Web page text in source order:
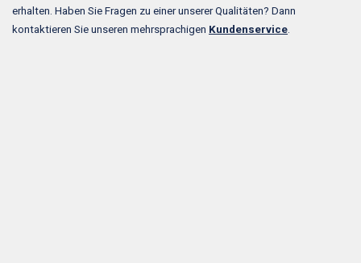
erhalten. Haben Sie Fragen zu einer unserer Qualitäten? Dann
kontaktieren Sie unseren mehrsprachigen Kundenservice.